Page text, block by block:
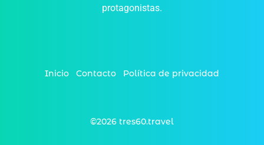
protagonistas.
Inicio Contacto Política de privacidad
©2026 tres60.travel